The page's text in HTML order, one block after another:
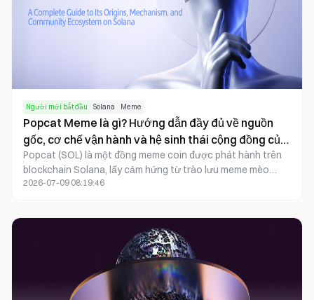
Người mới bắt đầu Solana Meme
Popcat Meme là gì? Hướng dẫn đầy đủ về nguồn
gốc, cơ chế vận hành và hệ sinh thái cộng đồng của
đồng Meme Coin Solana
Popcat (SOL) là một đồng meme coin được phát hành trên
blockchain Solana, lấy cảm hứng từ trào lưu meme mèo
Popcat đang lan truyền mạnh mẽ. Với tư cách là một tài sản
thông minh. Thay vào đó, đồng coin này xây dựng hệ sinh
thái riêng biệt thông qua văn hóa meme, sự gắn kết cộng
đồng, tính thanh khoản và hạ tầng mạng hiệu suất cao của
2026-07-09 08:19:46